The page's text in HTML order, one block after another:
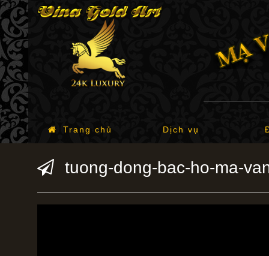
Trang chủ Dịch vụ
tuong-dong-bac-ho-ma-